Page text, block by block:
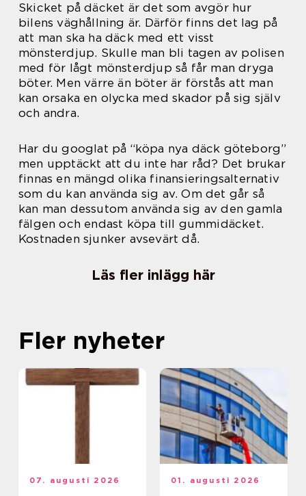
Skicket på däcket är det som avgör hur
bilens väghållning är. Därför finns det lag på
att man ska ha däck med ett visst
mönsterdjup. Skulle man bli tagen av polisen
med för lågt mönsterdjup så får man dryga
böter. Men värre än böter är förstås att man
kan orsaka en olycka med skador på sig själv
och andra.
Har du googlat på “köpa nya däck göteborg”
men upptäckt att du inte har råd? Det brukar
finnas en mängd olika finansieringsalternativ
som du kan använda sig av. Om det går så
kan man dessutom använda sig av den gamla
fälgen och endast köpa till gummidäcket.
Kostnaden sjunker avsevärt då.
Läs fler inlägg här
Fler nyheter
07. augusti 2026 01. augusti 2026